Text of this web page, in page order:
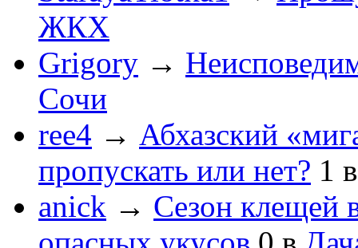
ЖКХ
Grigory →
Сочи
ree4 → Абхазский
пропускать или нет? 1
anick → Сезон клещей